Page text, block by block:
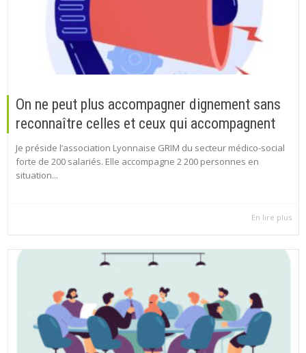
On ne peut plus accompagner dignement sans
reconnaître celles et ceux qui accompagnent
Je préside l’association Lyonnaise GRIM du secteur médico-social
forte de 200 salariés. Elle accompagne 2 200 personnes en
situation...
En lire plus